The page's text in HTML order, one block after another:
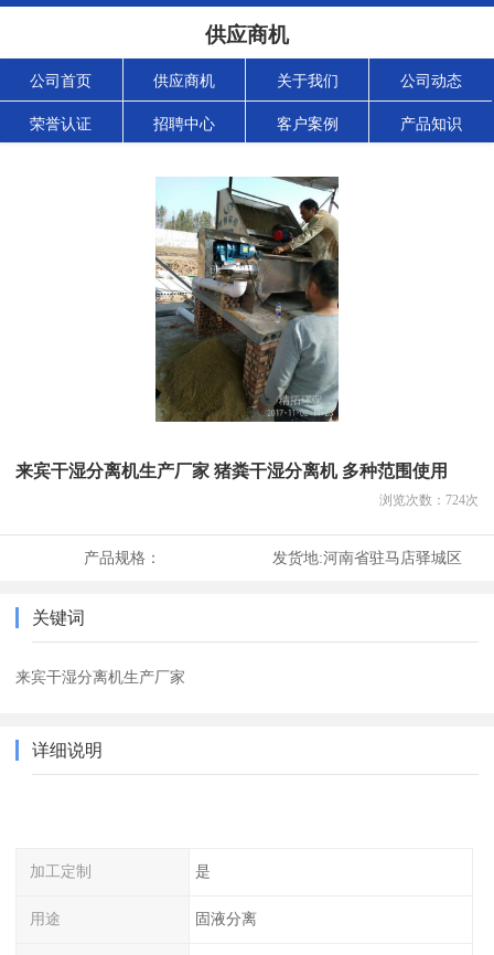
供应商机
公司首页 供应商机 关于我们 公司动态
荣誉认证 招聘中心 客户案例 产品知识
来宾干湿分离机生产厂家 猪粪干湿分离机 多种范围使用
浏览次数： 724次
产品规格： 发货地:河南省驻马店驿城区
关键词
来宾干湿分离机生产厂家
详细说明
加工定制 是
用途 固液分离